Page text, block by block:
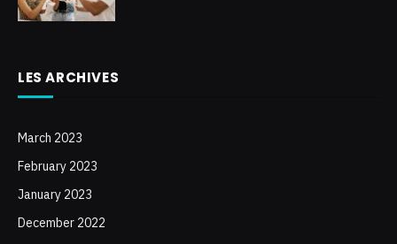
LES ARCHIVES
March 2023
February 2023
January 2023
December 2022